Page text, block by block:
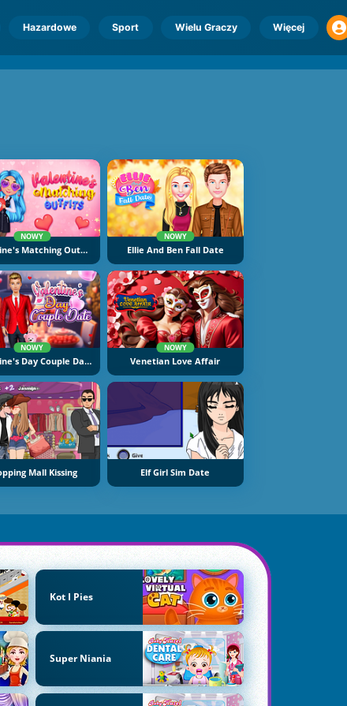
Hazardowe Sport Wielu Graczy Więcej
NOWY
Valentine's Matching Outfits
NOWY
Ellie And Ben Fall Date
NOWY
Valentine's Day Couple Date
NOWY
Venetian Love Affair
Mall Kissing Elf Girl Sim Date
Kot I Pies
Super Niania